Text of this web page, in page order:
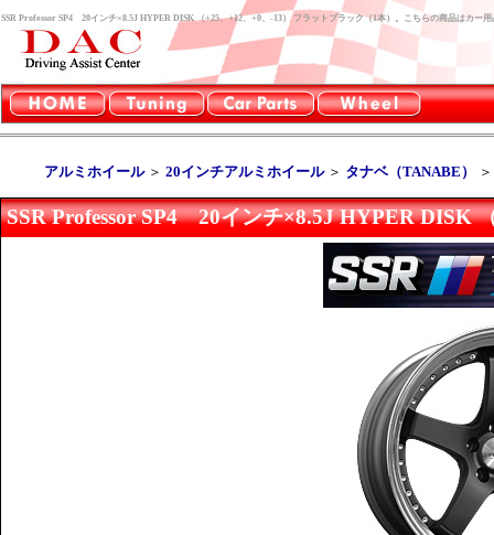
SSR Professor SP4 20インチ×8.5J HYPER DISK （+25、+12、+0、-13） フラットブラック（1本）。こちらの商品はカー
アルミホイール＞ 20インチアルミホイール＞ タナベ（TANABE）
SSR Professor SP4 20インチ×8.5J HYPER DISK